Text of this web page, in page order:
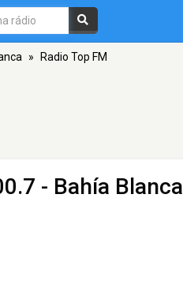
» Radio Top FM
- Bahía Blanca